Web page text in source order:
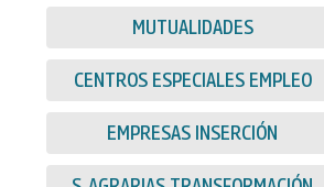
MUTUALIDADES
CENTROS ESPECIALES EMPLEO
EMPRESAS INSERCIÓN